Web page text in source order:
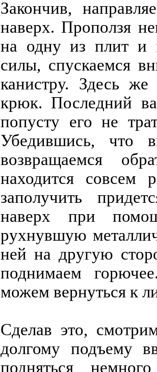
Закончив,
наверх. Проползя
на одну из плит и
силы, спускаемся
канистру. Здесь
крюк. Последний
попусту его не
Убедившись, что
возвращаемся
находится совсем
заполучить
наверх при
рухнувшую
ней на другую
поднимаем
можем вернуться к
Сделав это,
долгому подъему
подняться